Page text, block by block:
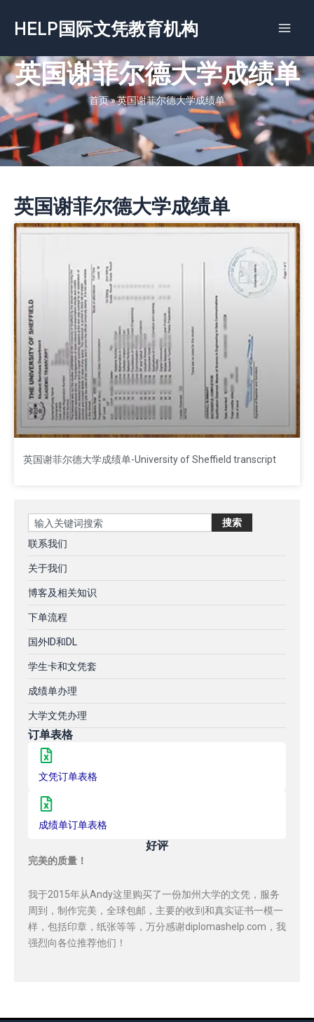
容
HELP国际文凭教育机构
英国谢菲尔德大学成绩单
首页»英国谢菲尔德大学成绩单
英国谢菲尔德大学成绩单
英国谢菲尔德大学成绩单-University of Sheffield transcript
Search 搜索
联系我们
关于我们
博客及相关知识
下单流程
国外ID和DL
学生卡和文凭套
成绩单办理
大学文凭办理
订单表格
文凭订单表格
成绩单订单表格
好评
完美的质量！
我于2015年从Andy这里购买了一份加州大学的文凭，服务
周到，制作完美，全球包邮，主要的收到和真实证书一模一
样，包括印章，纸张等等，万分感谢diplomashelp.com，我
强烈向各位推荐他们！